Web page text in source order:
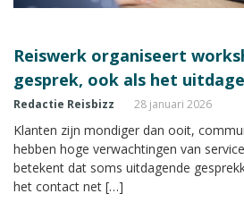
Reiswerk organiseert
gesprek, ook als het
Redactie Reisbizz 28 januari 2026
Klanten zijn mondiger dan ooit,
hebben hoge verwachtingen van
betekent dat soms uitdagende
het contact net […]